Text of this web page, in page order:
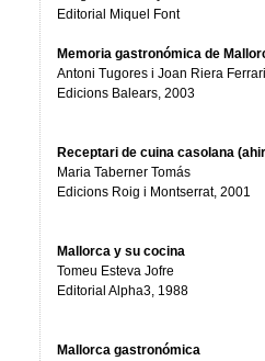
Editorial Miquel Font
Memoria gastronómica de
Antoni Tugores i Joan Riera Ferrari
Edicions Balears, 2003
Receptari de cuina casolana
Maria Taberner Tomás
Edicions Roig i Montserrat, 2001
Mallorca y su cocina
Tomeu Esteva Jofre
Editorial Alpha3, 1988
Mallorca gastronómica